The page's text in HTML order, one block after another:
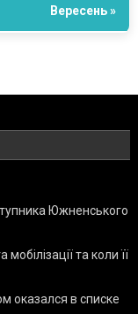
Вересень »
Южненського
та коли її
оказался в списке